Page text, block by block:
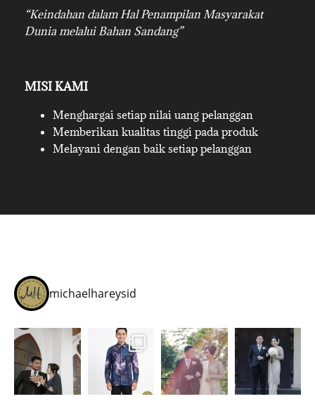
“Keindahan dalam Hal Penampilan Masyarakat
Dunia melalui Bahan Sandang”
MISI KAMI
Menghargai setiap nilai uang pelanggan
Memberikan kualitas tinggi pada produk
Melayani dengan baik setiap pelanggan
michaelhareysid